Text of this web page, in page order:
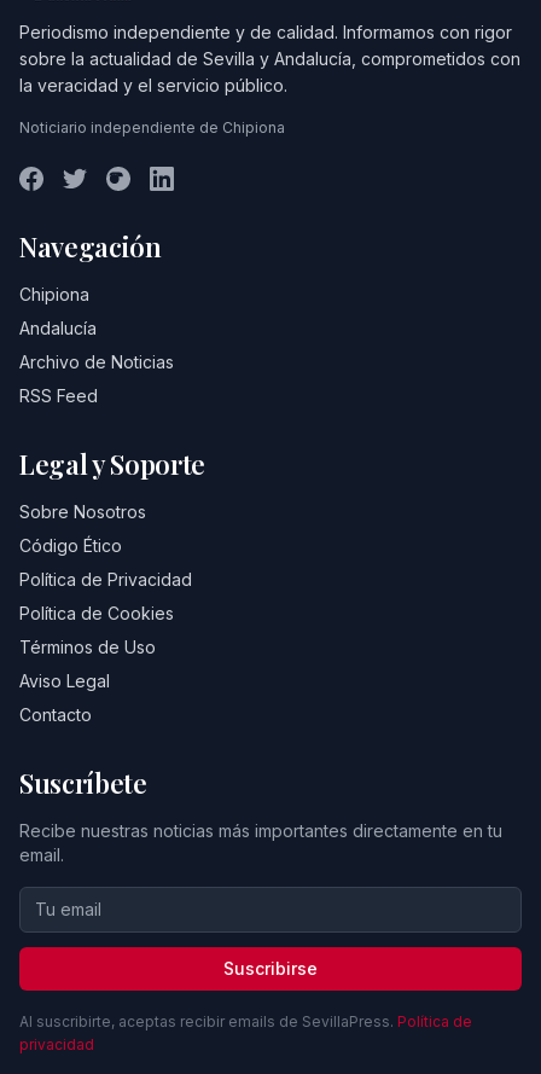
Periodismo independiente y de calidad. Informamos con rigor
sobre la actualidad de Sevilla y Andalucía, comprometidos con
la veracidad y el servicio público.
Noticiario independiente de Chipiona
Navegación
Chipiona
Andalucía
Archivo de Noticias
RSS Feed
Legal y Soporte
Sobre Nosotros
Código Ético
Política de Privacidad
Política de Cookies
Términos de Uso
Aviso Legal
Contacto
Suscríbete
Recibe nuestras noticias más importantes directamente en tu
email.
Suscribirse
Al suscribirte, aceptas recibir emails de SevillaPress. Política de
privacidad